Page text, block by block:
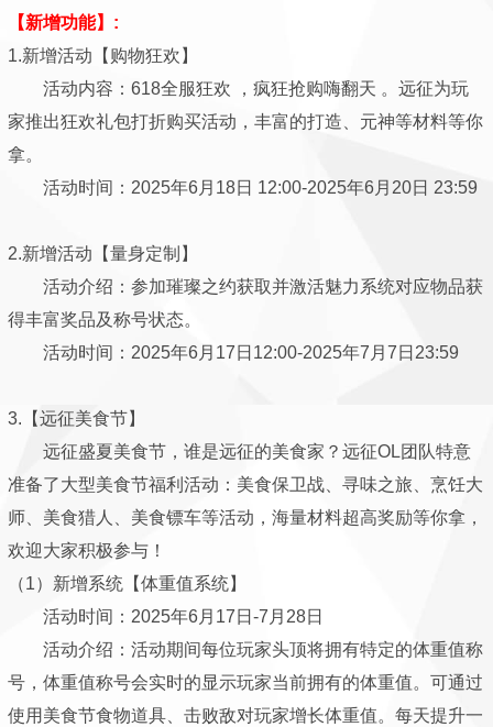
【新增功能】:
1.新增活动【购物狂欢】
活动内容：618全服狂欢 ，疯狂抢购嗨翻天 。远征为玩
家推出狂欢礼包打折购买活动，丰富的打造、元神等材料等你
拿。
活动时间：2025年6月18日 12:00-2025年6月20日 23:59
2.新增活动【量身定制】
活动介绍：参加璀璨之约获取并激活魅力系统对应物品获
得丰富奖品及称号状态。
活动时间：2025年6月17日12:00-2025年7月7日23:59
3.【远征美食节】
远征盛夏美食节，谁是远征的美食家？远征OL团队特意
准备了大型美食节福利活动：美食保卫战、寻味之旅、烹饪大
师、美食猎人、美食镖车等活动，海量材料超高奖励等你拿，
欢迎大家积极参与！
（1）新增系统【体重值系统】
活动时间：2025年6月17日-7月28日
活动介绍：活动期间每位玩家头顶将拥有特定的体重值称
号，体重值称号会实时的显示玩家当前拥有的体重值。可通过
使用美食节食物道具、击败敌对玩家增长体重值。每天提升一